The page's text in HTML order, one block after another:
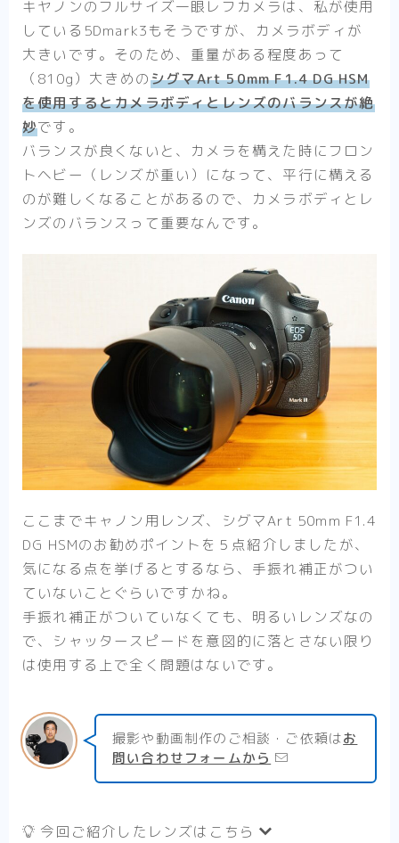
キヤノンのフルサイズ一眼レフカメラは、私が使用
している5Dmark3もそうですが、カメラボディが
大きいです。そのため、重量がある程度あって
（810g）大きめのシグマArt 50mm F1.4 DG HSM
を使用するとカメラボディとレンズのバランスが絶
妙です。
バランスが良くないと、カメラを構えた時にフロン
トヘビー（レンズが重い）になって、平行に構える
のが難しくなることがあるので、カメラボディとレ
ンズのバランスって重要なんです。
ここまでキャノン用レンズ、シグマArt 50mm F1.4
DG HSMのお勧めポイントを５点紹介しましたが、
気になる点を挙げるとするなら、手振れ補正がつい
ていないことぐらいですかね。
手振れ補正がついていなくても、明るいレンズなの
で、シャッタースピードを意図的に落とさない限り
は使用する上で全く問題はないです。
撮影や動画制作のご相談・ご依頼はお
問い合わせフォームから
今回ご紹介したレンズはこちら